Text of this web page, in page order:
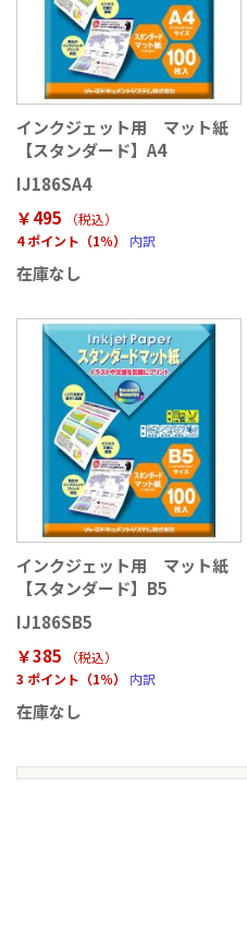
インクジェット用 マット紙
【スタンダード】A4
IJ186SA4
￥495
（税込）
4 ポイント（1％）
内訳
在庫なし
インクジェット用 マット紙
【スタンダード】B5
IJ186SB5
￥385
（税込）
3 ポイント（1％）
内訳
在庫なし